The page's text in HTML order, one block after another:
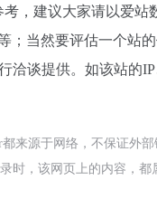
，建议大家请以爱站
；当然要评估一个站
洽谈提供。如该站的
来源于网络，不保证外
时，该网页上的内容，